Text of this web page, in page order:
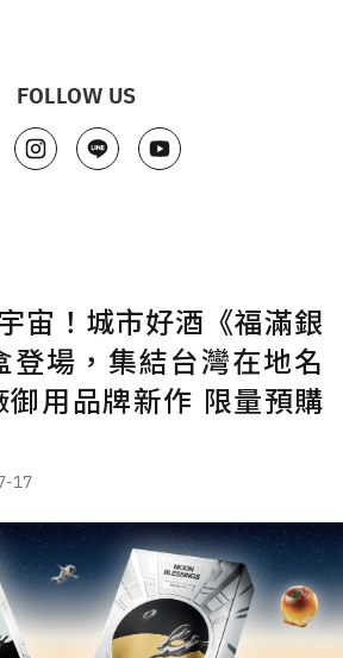
FOLLOW US
宙！城市好酒《福滿銀
登場，集結台灣在地名
御用品牌新作 限量預購
17